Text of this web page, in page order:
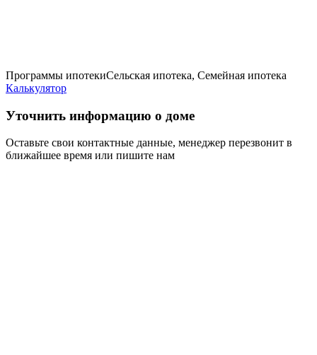
Программы ипотекиСельская ипотека, Семейная ипотека
Калькулятор
Уточнить информацию о доме
Оставьте свои контактные данные, менеджер перезвонит в
ближайшее время или пишите нам